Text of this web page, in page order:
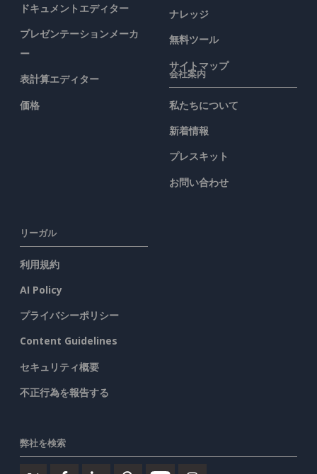
ドキュメントエディター
プレゼンテーションメーカ
ー
表計算エディター
価格
ナレッジ
無料ツール
サイトマップ
会社案内
私たちについて
新着情報
プレスキット
お問い合わせ
リーガル
利用規約
AI Policy
プライバシーポリシー
Content Guidelines
セキュリティ概要
不正行為を報告する
弊社を検索